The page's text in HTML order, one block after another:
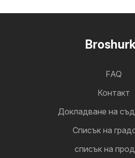
FAQ
Контакт
Докладване на
Cписък на
списък на